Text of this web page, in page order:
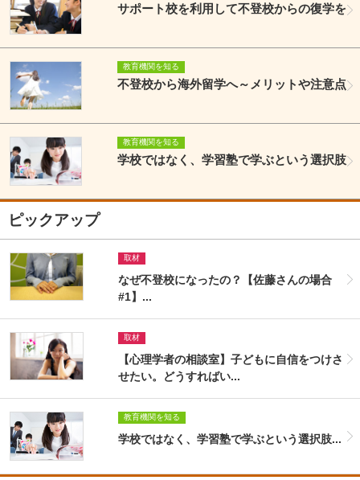
サポート校を利用して不登校からの復学を
教育機関を知る
不登校から海外留学へ～メリットや注意点
教育機関を知る
学校ではなく、学習塾で学ぶという選択肢
ピックアップ
取材
なぜ不登校になったの？【佐藤さんの場合
#1】...
取材
【心理学者の相談室】子どもに自信をつけさ
せたい。どうすればい...
教育機関を知る
学校ではなく、学習塾で学ぶという選択肢...